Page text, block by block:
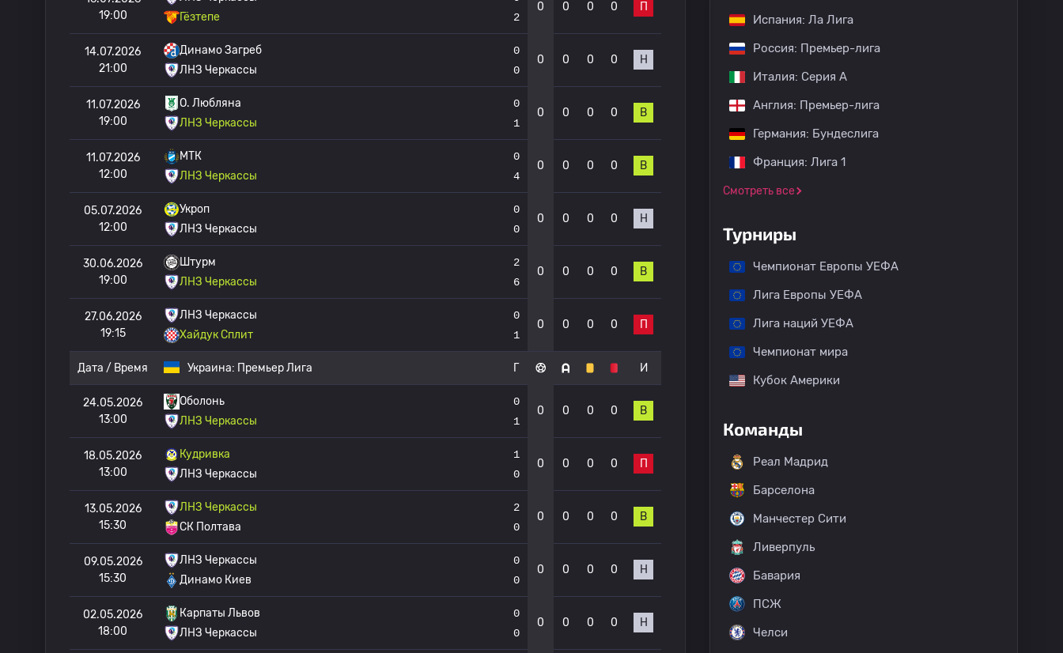
19:00
Гёзтепе
2
0 0 0 0 П
14.07.2026
21:00
Динамо Загреб
ЛНЗ Черкассы
0
0
0 0 0 0 Н
11.07.2026
19:00
О. Любляна
ЛНЗ Черкассы
0
1
0 0 0 0 В
11.07.2026
12:00
МТК
ЛНЗ Черкассы
0
4
0 0 0 0 В
05.07.2026
12:00
Укроп
ЛНЗ Черкассы
0
0
0 0 0 0 Н
30.06.2026
19:00
Штурм
ЛНЗ Черкассы
2
6
0 0 0 0 В
27.06.2026
19:15
ЛНЗ Черкассы
Хайдук Сплит
0
1
0 0 0 0 П
Дата / Время Украина: Премьер Лига Г И
24.05.2026
13:00
Оболонь
ЛНЗ Черкассы
0
1
0 0 0 0 В
18.05.2026
13:00
Кудривка
ЛНЗ Черкассы
1
0
0 0 0 0 П
13.05.2026
15:30
ЛНЗ Черкассы
СК Полтава
2
0
0 0 0 0 В
09.05.2026
15:30
ЛНЗ Черкассы
Динамо Киев
0
0
0 0 0 0 Н
02.05.2026
18:00
Карпаты Львов
ЛНЗ Черкассы
0
0
0 0 0 0 Н
Испания: Ла Лига
Россия: Премьер-лига
Италия: Серия А
Англия: Премьер-лига
Германия: Бундеслига
Франция: Лига 1
Смотреть все
Турниры
Чемпионат Европы УЕФА
Лига Европы УЕФА
Лига наций УЕФА
Чемпионат мира
Кубок Америки
Команды
Реал Мадрид
Барселона
Манчестер Сити
Ливерпуль
Бавария
ПСЖ
Челси